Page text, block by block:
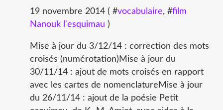
19 novembre 2014 ( #vocabulaire, #film
Nanouk l'esquimau )
Mise à jour du 3/12/14 : correction des mots
croisés (numérotation)Mise à jour du
30/11/14 : ajout de mots croisés en rapport
avec les cartes de nomenclatureMise à jour
du 26/11/14 : ajout de la poésie Petit